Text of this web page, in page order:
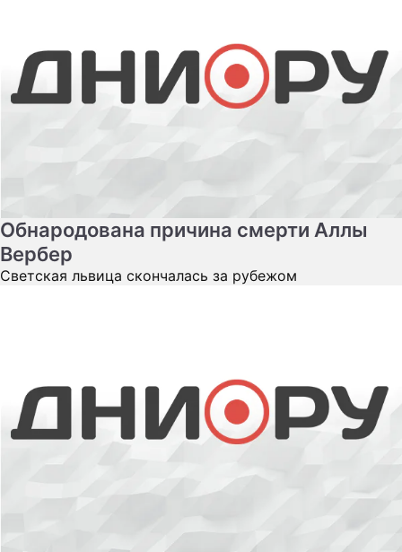
Обнародована причина смерти Аллы
Вербер
Светская львица скончалась за рубежом